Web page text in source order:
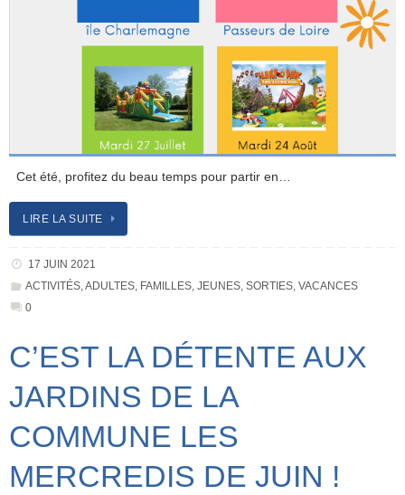
Cet été, profitez du beau temps pour partir en…
LIRE LA SUITE
17 JUIN 2021
ACTIVITÉS, ADULTES, FAMILLES, JEUNES, SORTIES, VACANCES
0
C’EST LA DÉTENTE AUX
JARDINS DE LA
COMMUNE LES
MERCREDIS DE JUIN !